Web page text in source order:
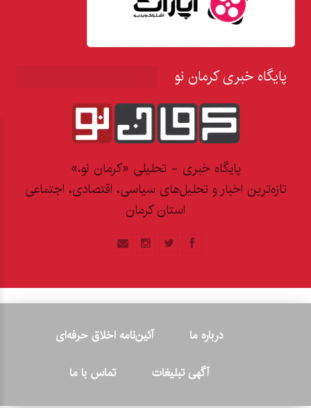
پایگاه خبری کرمان نو
پایگاه خبری - تحلیلی «کرمان نو،»
تازه‌ترین اخبار و تحلیل‌های سیاسی، اقتصادی، اجتماعی
استان کرمان
درباره ما
آئین‌نامه اخلاق حرفه‌ای
آگهی تبلیغات
تماس با ما